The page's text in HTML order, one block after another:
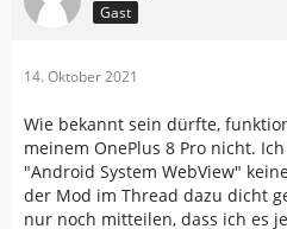
Gast
14. Oktober 2021
Wie bekannt sein dürfte,
meinem OnePlus 8 Pro nicht.
"Android System WebView"
der Mod im Thread dazu dicht
nur noch mitteilen, dass ich es